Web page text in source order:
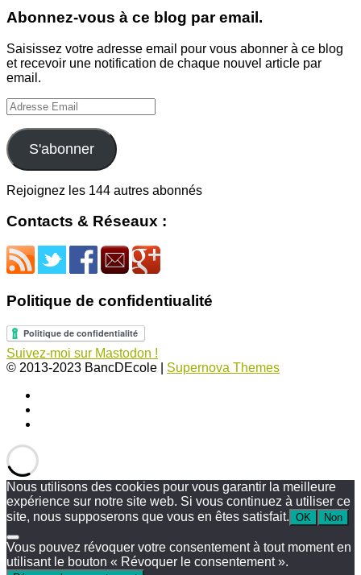
Abonnez-vous à ce blog par email.
Saisissez votre adresse email pour vous abonner à ce blog
et recevoir une notification de chaque nouvel article par
email.
Adresse
Email
S'abonner
Rejoignez les 144 autres abonnés
Contacts & Réseaux :
Politique de confidentiualité
Suivez-moi sur Mastodon !
© 2013-2023 BancDEcole
Supernova Themes
Nous utilisons des cookies pour vous garantir la meilleure
expérience sur notre site web. Si vous continuez à utiliser ce
site, nous supposerons que vous en êtes satisfait. OK Non
Vous pouvez révoquer votre consentement à tout moment en
utilisant le bouton « Révoquer le consentement ».